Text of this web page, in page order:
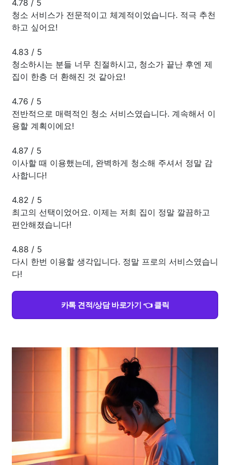
4.78 / 5
청소 서비스가 전문적이고 체계적이었습니다. 적극 추천
하고 싶어요!
4.83 / 5
청소하시는 분들 너무 친절하시고, 청소가 끝난 후엔 제
집이 한층 더 환해진 것 같아요!
4.76 / 5
전반적으로 매력적인 청소 서비스였습니다. 계속해서 이
용할 계획이에요!
4.87 / 5
이사할 때 이용했는데, 완벽하게 청소해 주셔서 정말 감
사합니다!
4.82 / 5
최고의 선택이었어요. 이제는 저희 집이 정말 깔끔하고
편안해졌습니다!
4.88 / 5
다시 한번 이용할 생각입니다. 정말 프로의 서비스였습니
다!
카톡 견적/상담 바로가기 👈 클릭